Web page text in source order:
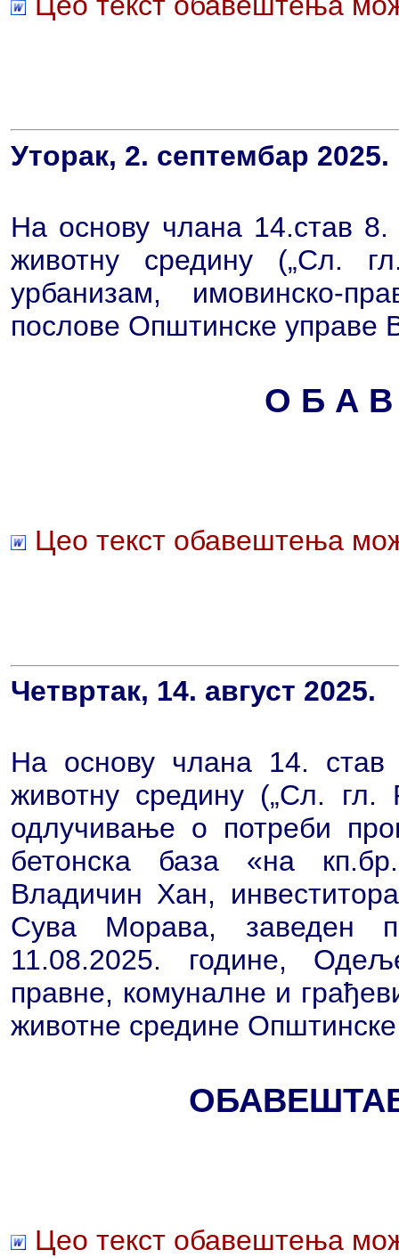
Уторак, 2. септембар 2025.
На основу члана 14.став
животну средину („Сл.
урбанизам, имовинско-
послове Општинске управе
О Б А
Цео текст обавештења
Четвртак, 14. август 2025.
На основу члана 14.
животну средину („Сл.
одлучивање о потреби
бетонска база «на
Владичин Хан,
Сува Морава, заведен
11.08.2025. године,
правне, комуналне и
животне средине
Цео текст обавештења